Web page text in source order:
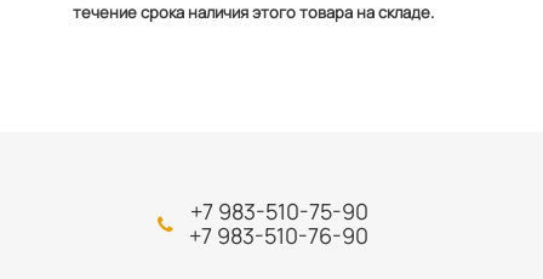
течение срока наличия этого товара на складе.
+7 983-510-75-90
+7 983-510-76-90